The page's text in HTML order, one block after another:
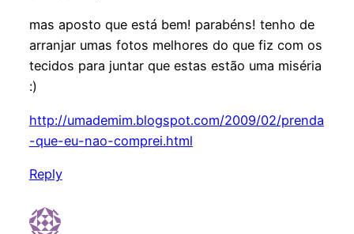
mas aposto que está bem! parabéns! tenho de
arranjar umas fotos melhores do que fiz com os
tecidos para juntar que estas estão uma miséria
:)
http://umademim.blogspot.com/2009/02/prenda
-que-eu-nao-comprei.html
Reply